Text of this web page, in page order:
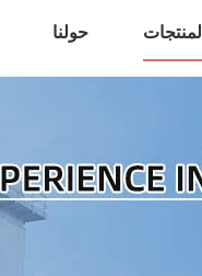
المنتجات حولنا